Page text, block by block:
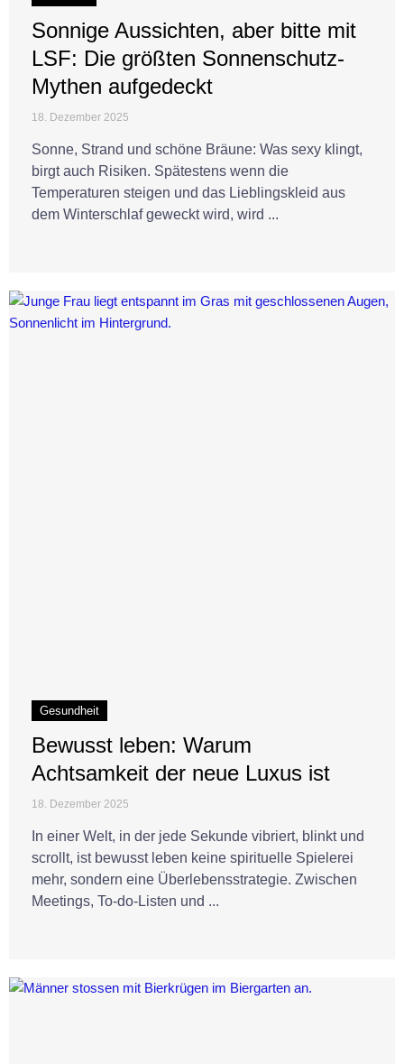
Sonnige Aussichten, aber bitte mit
LSF: Die größten Sonnenschutz-
Mythen aufgedeckt
18. Dezember 2025
Sonne, Strand und schöne Bräune: Was sexy klingt,
birgt auch Risiken. Spätestens wenn die
Temperaturen steigen und das Lieblingskleid aus
dem Winterschlaf geweckt wird, wird ...
Gesundheit
Bewusst leben: Warum
Achtsamkeit der neue Luxus ist
18. Dezember 2025
In einer Welt, in der jede Sekunde vibriert, blinkt und
scrollt, ist bewusst leben keine spirituelle Spielerei
mehr, sondern eine Überlebensstrategie. Zwischen
Meetings, To-do-Listen und ...